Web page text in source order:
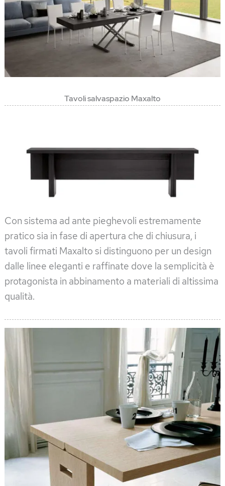
Tavoli salvaspazio Maxalto
Con sistema ad ante pieghevoli estremamente
pratico sia in fase di apertura che di chiusura, i
tavoli firmati Maxalto si distinguono per un design
dalle linee eleganti e raffinate dove la semplicità è
protagonista in abbinamento a materiali di altissima
qualità.